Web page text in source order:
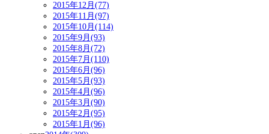
2015年12月(77)
2015年11月(97)
2015年10月(114)
2015年9月(93)
2015年8月(72)
2015年7月(110)
2015年6月(96)
2015年5月(93)
2015年4月(96)
2015年3月(90)
2015年2月(95)
2015年1月(96)